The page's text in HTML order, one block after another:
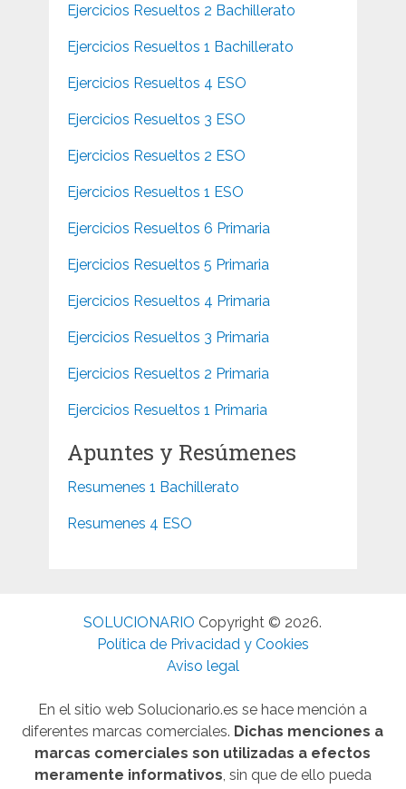
Ejercicios Resueltos 2 Bachillerato
Ejercicios Resueltos 1 Bachillerato
Ejercicios Resueltos 4 ESO
Ejercicios Resueltos 3 ESO
Ejercicios Resueltos 2 ESO
Ejercicios Resueltos 1 ESO
Ejercicios Resueltos 6 Primaria
Ejercicios Resueltos 5 Primaria
Ejercicios Resueltos 4 Primaria
Ejercicios Resueltos 3 Primaria
Ejercicios Resueltos 2 Primaria
Ejercicios Resueltos 1 Primaria
Apuntes y Resúmenes
Resumenes 1 Bachillerato
Resumenes 4 ESO
SOLUCIONARIO Copyright © 2026.
Política de Privacidad y Cookies
Aviso legal
En el sitio web Solucionario.es se hace mención a
diferentes marcas comerciales. Dichas menciones a
marcas comerciales son utilizadas a efectos
meramente informativos , sin que de ello pueda